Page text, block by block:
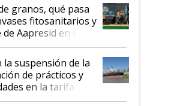
granos, qué pasa
fitosanitarios y
Aapresid en La
la suspensión de la
de prácticos y
en la tarifa de